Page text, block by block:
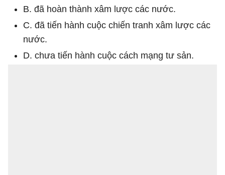
B. đã hoàn thành xâm lược các nước.
C. đã tiến hành cuộc chiến tranh xâm lược các
nước.
D. chưa tiến hành cuộc cách mạng tư sản.